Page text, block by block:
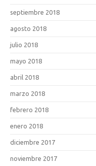
septiembre 2018
agosto 2018
julio 2018
mayo 2018
abril 2018
marzo 2018
febrero 2018
enero 2018
diciembre 2017
noviembre 2017